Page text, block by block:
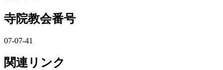
寺院教会番号
07-07-41
関連リンク